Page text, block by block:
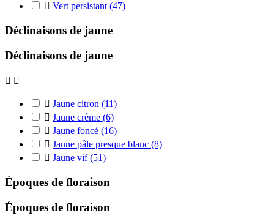
 Vert persistant (47)
Déclinaisons de jaune
Déclinaisons de jaune
 
 Jaune citron (11)
 Jaune crème (6)
 Jaune foncé (16)
 Jaune pâle presque blanc (8)
 Jaune vif(51)
Époques de floraison
Époques de floraison